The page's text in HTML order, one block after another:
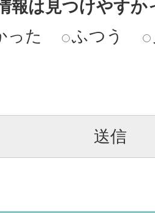
報は見つけやすか
った
ふつう